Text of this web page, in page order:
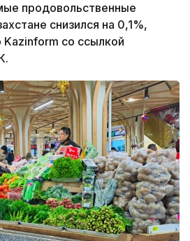
продовольственные
снизился на 0,1%,
Kazinform со ссылкой